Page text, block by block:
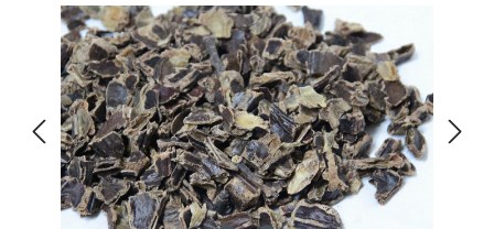
Bildergalerie überspringen